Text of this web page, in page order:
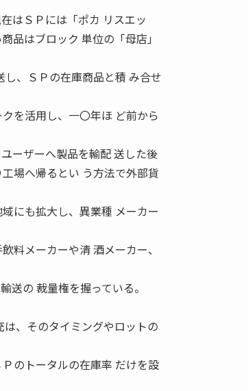
はＳＰには「ポカ リスエッ
品はブロック 単位の「母店」
、ＳＰの在庫商品と積 み合せ
を活用し、一〇年ほ ど前から
ーザーへ製品を輸配 送した後
場へ帰るとい う方法で外部貨
にも拡大し、異業種 メーカー
料メーカーや清 酒メーカー、
の 裁量権を握っている。
、そのタイミングやロットの
のトータルの在庫率 だけを設